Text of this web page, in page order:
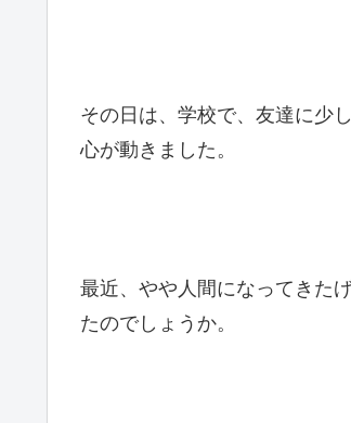
その日は、学校で、友達に少
心が動きました。
最近、やや人間になってきた
たのでしょうか。